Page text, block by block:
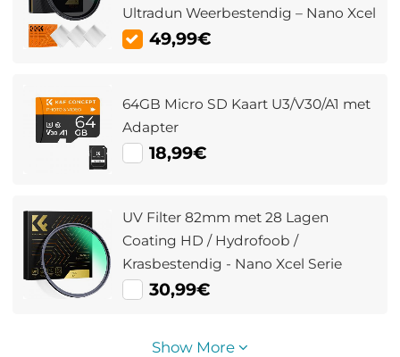
Ultradun Weerbestendig – Nano Xcel
49,99€
64GB Micro SD Kaart U3/V30/A1 met
Adapter
18,99€
UV Filter 82mm met 28 Lagen
Coating HD / Hydrofoob /
Krasbestendig - Nano Xcel Serie
30,99€
Show More